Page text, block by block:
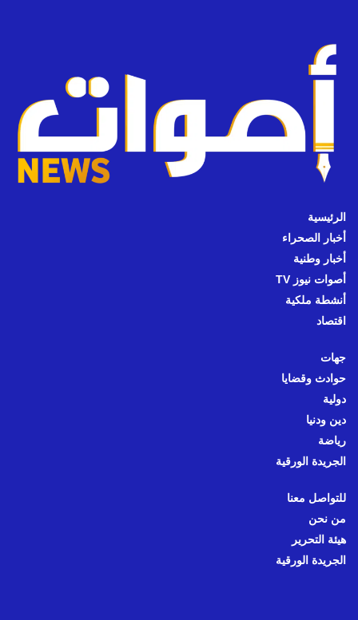
الرئيسية
أخبار الصحراء
أخبار وطنية
أصوات نيوز TV
أنشطة ملكية
اقتصاد
جهات
حوادث وقضايا
دولية
دين ودنيا
رياضة
الجريدة الورقية
للتواصل معنا
من نحن
هيئة التحرير
الجريدة الورقية